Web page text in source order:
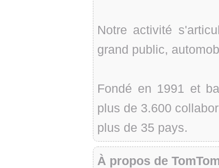
Notre activité
grand public,
Fondé en 1991 et
plus de 3.600
plus de 35 pays.
À propos de